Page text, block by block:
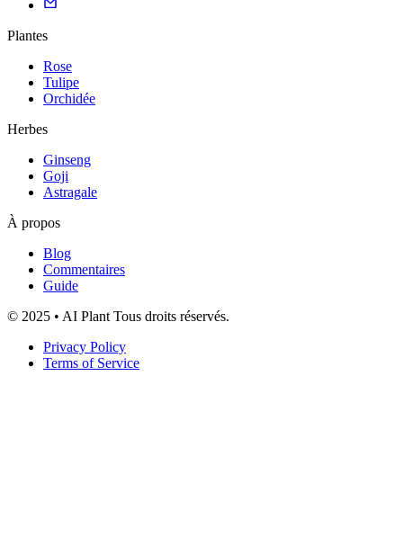
Plantes
Rose
Tulipe
Orchidée
Herbes
Ginseng
Goji
Astragale
À propos
Blog
Commentaires
Guide
© 2025 • AI Plant Tous droits réservés.
Privacy Policy
Terms of Service